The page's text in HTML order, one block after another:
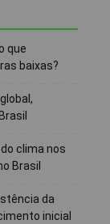
que
baixas?
clima nos
Brasil
da
inicial